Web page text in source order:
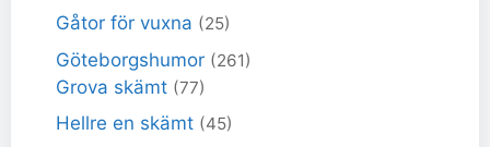
Gåtor för vuxna (25)
Göteborgshumor (261)
Grova skämt (77)
Hellre en skämt (45)